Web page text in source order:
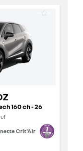
160 ch - 26
Crit'Air